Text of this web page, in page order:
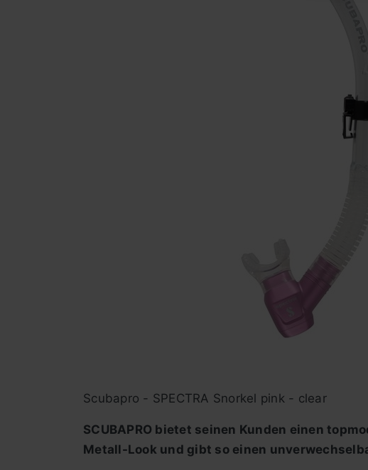
Scubapro - SPECTRA Snorkel pink - clear
SCUBAPRO bietet seinen Kunden einen
Metall-Look und gibt so einen